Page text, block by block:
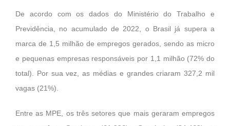
De acordo com os dados do Ministério do Trabalho e
Previdência, no acumulado de 2022, o Brasil já supera a
marca de 1,5 milhão de empregos gerados, sendo as micro
e pequenas empresas responsáveis por 1,1 milhão (72% do
total). Por sua vez, as médias e grandes criaram 327,2 mil
vagas (21%).
Entre as MPE, os três setores que mais geraram empregos